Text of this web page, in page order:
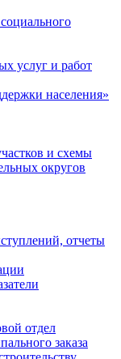
услуг и работ
населения»
и схемы
округов
отчеты
отдел
заказа